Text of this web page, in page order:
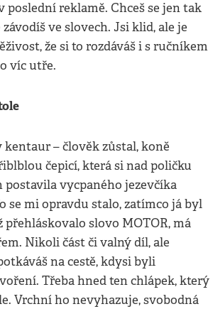
poslední reklamě. Chceš se jen tak
ve slovech. Jsi klid, ale je
že si to rozdáváš i s ručníkem
víc utře.
– člověk zůstal, koně
čepicí, která si nad poličku
vycpaného jezevčíka
se mi opravdu stalo, zatímco já byl
přehláskovalo slovo MOTOR, má
Nikoli část či valný díl, ale
na cestě, kdysi byli
Třeba hned ten chlápek, který
Vrchní ho nevyhazuje, svobodná